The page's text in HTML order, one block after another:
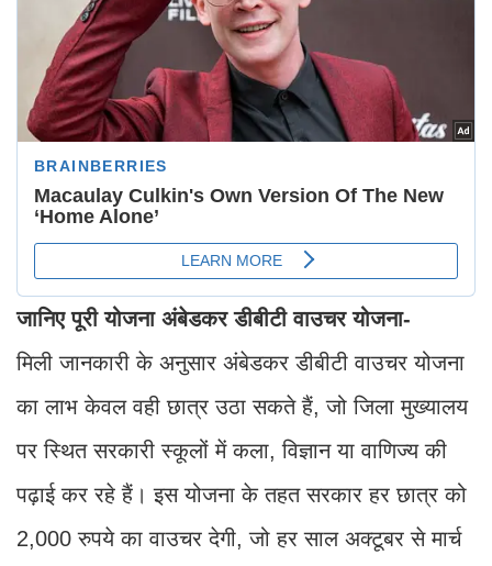
जानिए पूरी योजना अंबेडकर डीबीटी वाउचर योजना-
मिली जानकारी के अनुसार अंबेडकर डीबीटी वाउचर योजना
का लाभ केवल वही छात्र उठा सकते हैं, जो जिला मुख्यालय
पर स्थित सरकारी स्कूलों में कला, विज्ञान या वाणिज्य की
पढ़ाई कर रहे हैं। इस योजना के तहत सरकार हर छात्र को
2,000 रुपये का वाउचर देगी, जो हर साल अक्टूबर से मार्च